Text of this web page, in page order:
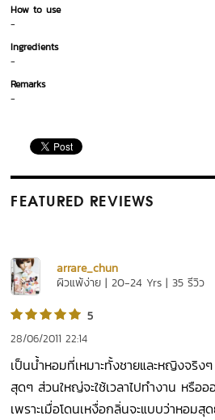
How to use
-
Ingredients
-
Remarks
-
FEATURED REVIEWS
arrare_chun
ผิวแพ้ง่าย | 20-24 Yrs | 35 รีวิว
5
28/06/2011 22:14
เป็นน้ำหอมที่เหมาะทั้งชายและหญิงจริง
สุดๆ ส่วนใหญ่จะใช้เวลาไปทำงาน หรือ
เพราะเมื่อโดนเหงื่อกลิ่นจะแบบว่าหอมสุ